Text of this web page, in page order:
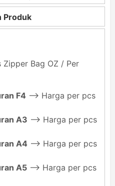
Zipper Bag OZ / Per
F4 --> Harga per pcs
A3 --> Harga per pcs
A4 --> Harga per pcs
A5 --> Harga per pcs
Produk